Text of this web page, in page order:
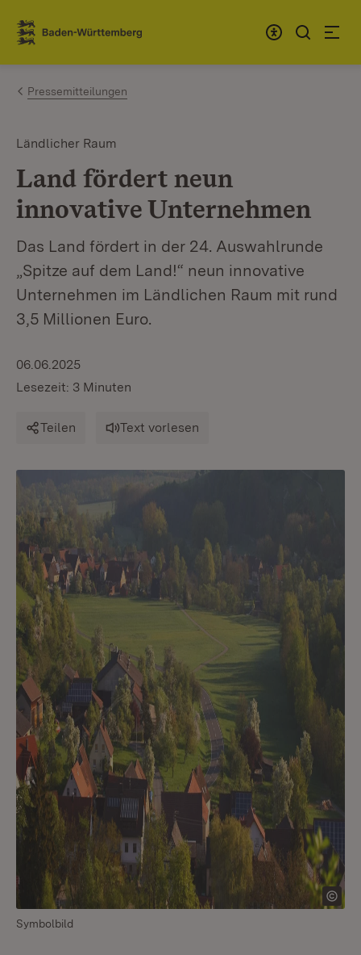
Zum Inhalt springen
Link zur Startseite
Pressemitteilungen
Ländlicher Raum
Land fördert neun
innovative Unternehmen
Das Land fördert in der 24. Auswahlrunde
„Spitze auf dem Land!“ neun innovative
Unternehmen im Ländlichen Raum mit rund
3,5 Millionen Euro.
06.06.2025
Lesezeit: 3 Minuten
Teilen Text vorlesen
Symbolbild